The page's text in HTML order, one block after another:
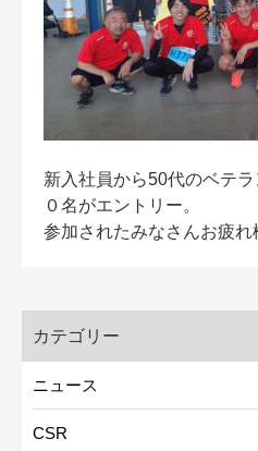
新入社員から50代のベテラ
０名がエントリー。
参加されたみなさんお疲れ
カテゴリー
ニュース
CSR